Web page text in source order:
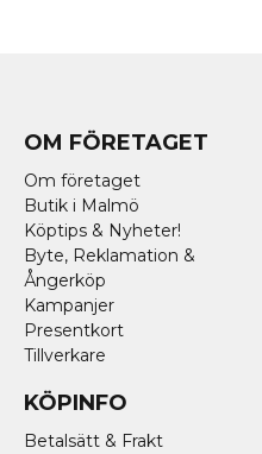
OM FÖRETAGET
Om företaget
Butik i Malmö
Köptips & Nyheter!
Byte, Reklamation &
Ångerköp
Kampanjer
Presentkort
Tillverkare
KÖPINFO
Betalsätt & Frakt